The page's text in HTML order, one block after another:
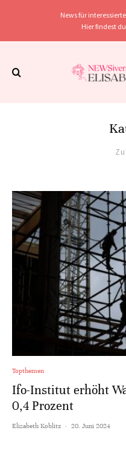
News für
Hier findest
Topthemen
Ifo-Institut erhöht
0,4 Prozent
Elisabeth Koblitz · 20. Juni 2024